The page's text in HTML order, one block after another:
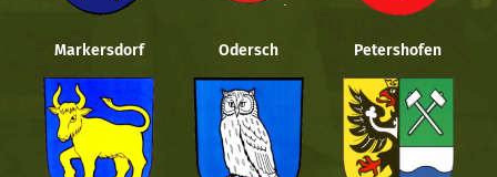
Markersdorf Odersch Petershofen